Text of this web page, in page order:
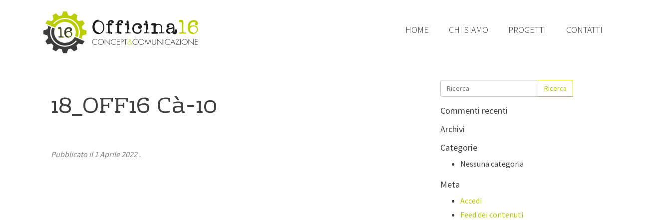
HOME CHI SIAMO PROGETTI CONTATTI
18_OFF16 Cà-10
Pubblicato il1 Aprile 2022.
Ricerca
Commenti recenti
Archivi
Categorie
Nessuna categoria
Meta
Accedi
Feed dei contenuti